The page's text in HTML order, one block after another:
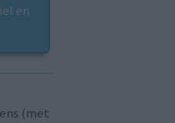
en
(met